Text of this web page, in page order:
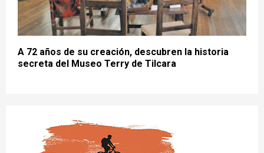
A 72 años de su creación, descubren la historia
secreta del Museo Terry de Tilcara